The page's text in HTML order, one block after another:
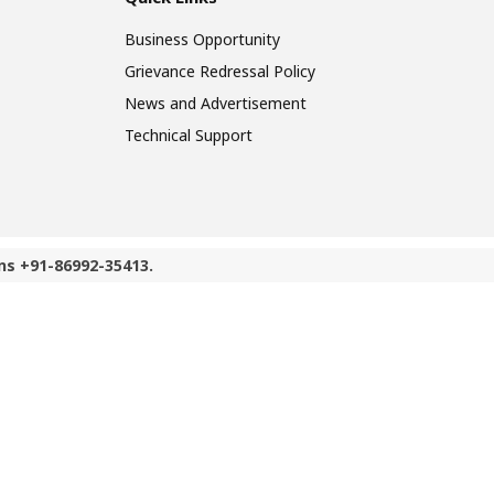
Business Opportunity
Grievance Redressal Policy
News and Advertisement
Technical Support
+91-86992-35413.